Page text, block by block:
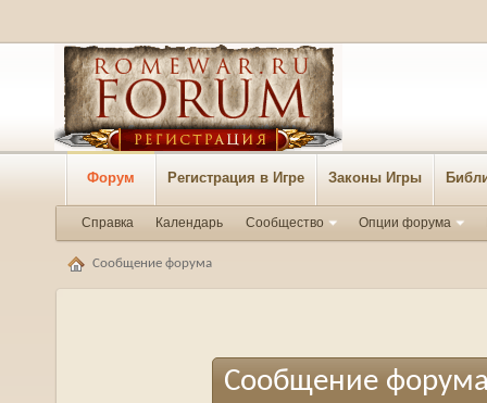
Форум Регистрация в Игре Законы Игры
Справка Календарь Сообщество Опции форума
Сообщение форума
Сообщение